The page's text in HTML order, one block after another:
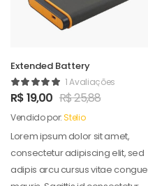
Extended Battery
1 Avaliações
R$19,00 R$25,88
Vendido por:Stelio
Lorem ipsum dolor sit amet,
consectetur adipiscing elit, sed
adipis arcu cursus vitae congue